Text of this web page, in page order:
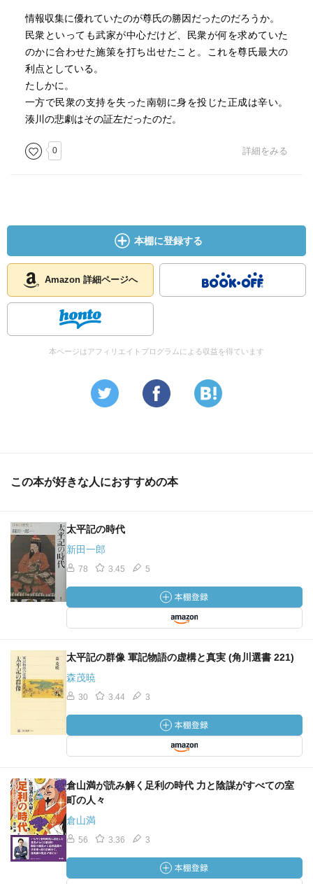
全国各地に足利氏の所領が点在することによって、
それらの場所からの情報蒐集と正確な分析が出来たこと
尊氏の行動の指針となったようだと、繰り返し語られてい
それにしても、あらゆる人々を巻き込んだ内乱であると
いうことがひしひしと感じられてしまう。
情報収集に優れていたのが尊氏の勝因だったのだろうか。
民衆といっても武家が中心だけど、民衆が何を求めていた
のかに合わせた施策を打ち出せたこと。これを尊氏最大の
利点としている。
たしかに。
一方で民衆の支持を失った南朝に身を投じた正成は辛い。
湊川の悲劇はその証左だったのだ。
0 詳細をみる
本棚に登録する
Amazon 詳細ページへ
本ページはアフィリエイトプログラムによる収益を得ています
この本が好きな人におすすめの本
太平記の時代
新田一郎
78 3.45 5
太平記の群像 軍記物語の虚構と真実 (角川選書 221)
森茂暁
30 3.44 3
倉山満が読み解く足利の時代 力と陰謀がすべての室
町の人々
倉山満
56 3.36 3